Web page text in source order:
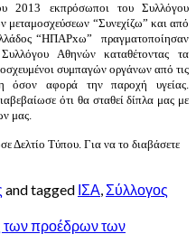
2013 εκπρόσωποι του Συλλόγου
“Συνεχίζω” και από
“ΗΠΑΡxω” πραγματοποίησαν
Αθηνών καταθέτοντας τα
συμπαγών οργάνων από τις
όσον αφορά την παροχή υγείας.
ότι θα σταθεί δίπλα μας με
μας.
Δελτίο Τύπου. Για να το διαβάσετε
and tagged ΙΣΑ, Σύλλογος
των προέδρων των